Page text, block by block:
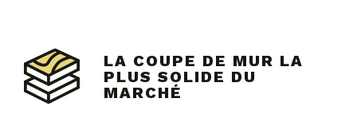
LA COUPE DE MUR LA
PLUS SOLIDE DU
MARCHÉ